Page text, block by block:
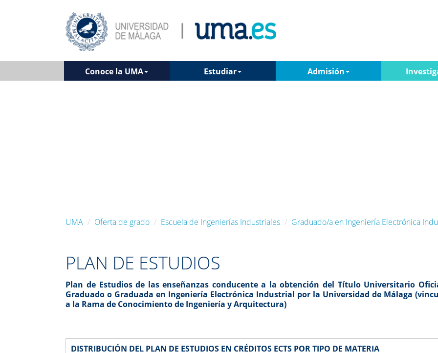
Conoce la UMA Estudiar Admisión
UMA Oferta de grado Escuela de Ingenierías Industriales Graduado/a en Ingeniería Electrónica
PLAN DE ESTUDIOS
Plan de Estudios de las enseñanzas conducente a la obtención del Título Universitario
Graduado o Graduadaen Ingeniería Electrónica Industrial por la Universidad de Málaga
a la Rama de Conocimiento de Ingeniería y Arquitectura)
DISTRIBUCIÓN DEL PLAN DE ESTUDIOS EN CRÉDITOS ECTS POR TIPO DE MATERIA